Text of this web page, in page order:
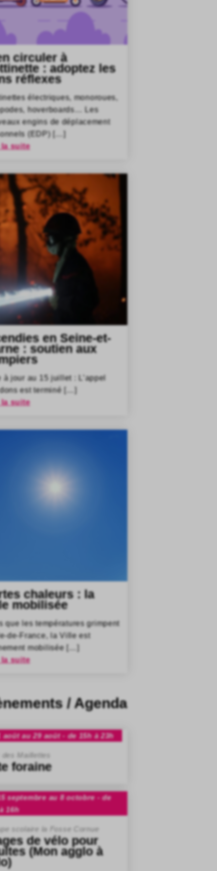
circuler à
: adoptez les
réflexes
électriques, monoroues,
hoverboards… Les
engins de déplacement
(EDP) […]
suite
en Seine-et-
: soutien aux
à jour au 15 juillet : L’appel
est terminé […]
suite
chaleurs : la
mobilisée
que les températures grimpent
de-France, la Ville est
mobilisée […]
suite
/ Agenda
août au 29 août - de 15h à 23h
des Maillettes
foraine
septembre au 8 octobre - de
16h
scolaire la Fosse Cornue
de vélo pour
(Mon agglo à